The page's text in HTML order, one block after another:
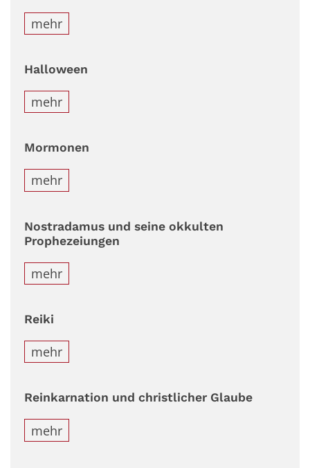
mehr
Halloween
mehr
Mormonen
mehr
Nostradamus und seine okkulten
Prophezeiungen
mehr
Reiki
mehr
Reinkarnation und christlicher Glaube
mehr